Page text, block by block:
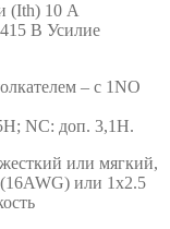
(Ith) 10 А
В Усилие
– с 1NO
NC: доп. 3,1Н.
или мягкий,
или 1х2.5